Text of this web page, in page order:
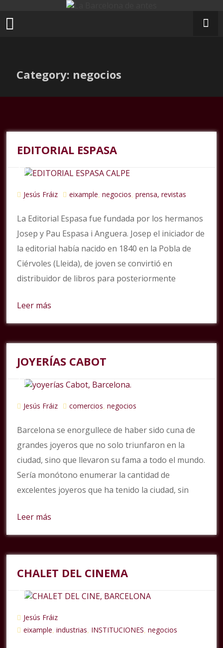
contenido
Category: negocios
EDITORIAL ESPASA
Jesús Fráiz eixample,negocios,prensa, revistas
La Editorial Espasa fue fundada por los hermanos
Josep y Pau Espasa i Anguera. Josep el iniciador de
la editorial había nacido en 1840 en la Pobla de
Ciérvoles (Lleida), de joven se convirtió en
distribuidor de libros para posteriormente
Leer más
JOYERÍAS CABOT
Jesús Fráiz comercios,negocios
Barcelona se enorgullece de haber sido cuna de
grandes joyeros que no solo triunfaron en la
ciudad, sino que llevaron su fama a todo el mundo.
Sería monótono enumerar la cantidad de
excelentes joyeros que ha tenido la ciudad, sin
Leer más
CHALET DEL CINEMA
Jesús Fráiz
eixample,industrias, INSTITUCIONES,negocios